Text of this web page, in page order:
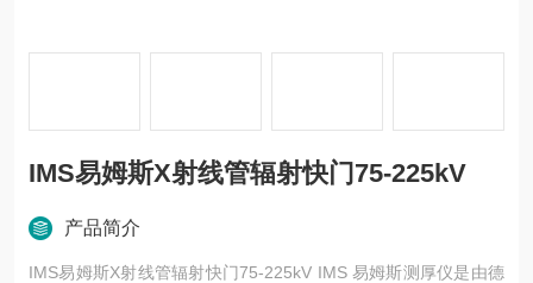
IMS易姆斯X射线管辐射快门75-225kV
产品简介
IMS易姆斯X射线管辐射快门75-225kV IMS 易姆斯测厚仪是由德